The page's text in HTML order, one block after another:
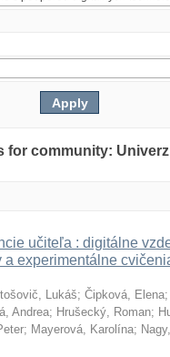
for community:
učiteľa : digitálne
a experimentálne
Lukáš; Čipková, Elena
Andrea; Hrušecký, Roman;
; Mayerová, Karolína;